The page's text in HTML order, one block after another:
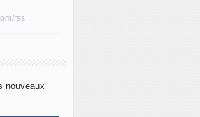
rss
nouveaux